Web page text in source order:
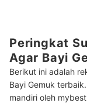
Peringkat
Agar Bayi
Berikut ini adalah
Bayi Gemuk
mandiri oleh